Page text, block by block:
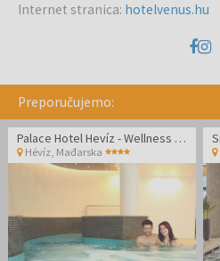
Internet stranica: hotelvenus.hu
Preporučujemo:
Palace Hotel Hevíz - Wellness odmor u Hévízu tijekom tjedna
Hévíz, Mađarska